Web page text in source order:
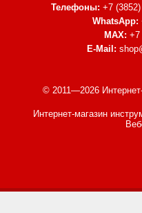
Телефоны: +7
WhatsApp:
MAX: +7
E-Mail:
© 2011—2026
Интернет-магазин